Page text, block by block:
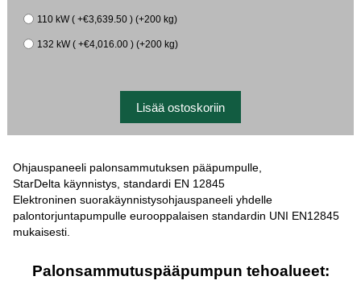
110 kW ( +€3,639.50 ) (+200 kg)
132 kW ( +€4,016.00 ) (+200 kg)
Ohjauspaneeli palonsammutuksen pääpumpulle,
StarDelta käynnistys, standardi EN 12845
Elektroninen suorakäynnistysohjauspaneeli yhdelle
palontorjuntapumpulle eurooppalaisen standardin UNI EN12845
mukaisesti.
Palonsammutuspääpumpun tehoalueet: